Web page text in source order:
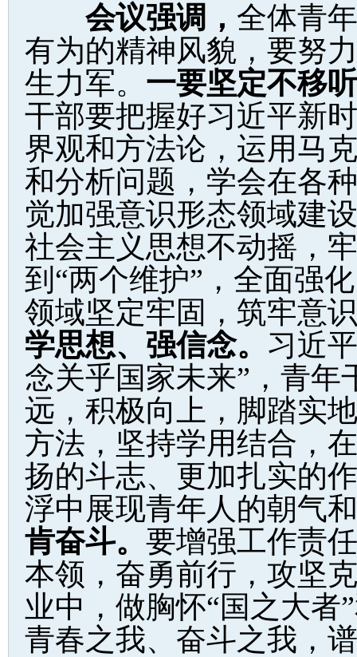
会议强调， 全体青
有为的精神风貌，要努
生力军。 一要坚定不移
干部要把握好习近平新
界观和方法论，运用马
和分析问题，学会在各
觉加强意识形态领域建
社会主义思想不动摇，
到“两个维护”，全面强
领域坚定牢固，筑牢意
学思想、强信念。 习近
念关乎国家未来”，青
远，积极向上，脚踏实
方法，坚持学用结合，
扬的斗志、更加扎实的
浮中展现青年人的朝气
肯奋斗。 要增强工作责
本领，奋勇前行，攻坚
业中，做胸怀“国之大者
青春之我、奋斗之我，